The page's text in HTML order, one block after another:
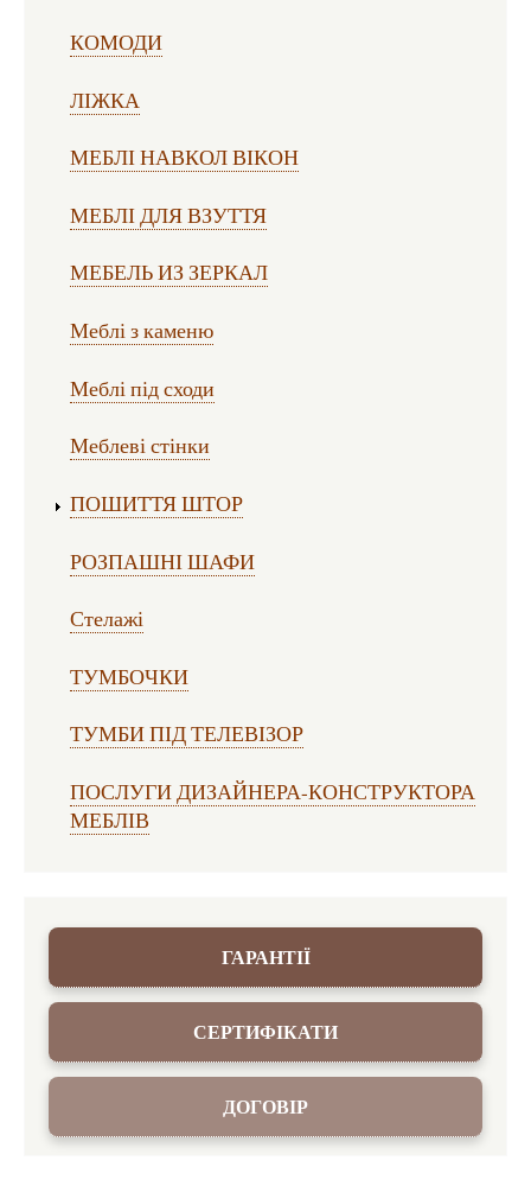
КОМОДИ
ЛІЖКА
МЕБЛІ НАВКОЛ ВІКОН
МЕБЛІ ДЛЯ ВЗУТТЯ
МЕБЕЛЬ ИЗ ЗЕРКАЛ
Меблі з каменю
Меблі під сходи
Меблеві стінки
ПОШИТТЯ ШТОР
РОЗПАШНІ ШАФИ
Стелажі
ТУМБОЧКИ
ТУМБИ ПІД ТЕЛЕВІЗОР
ПОСЛУГИ ДИЗАЙНЕРА-КОНСТРУКТОРА
МЕБЛІВ
ГАРАНТІЇ
СЕРТИФІКАТИ
ДОГОВІР